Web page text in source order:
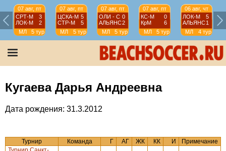
07 авг, пт
СРТ-М
3
ЛОК-М
2
МЛ
5 тур
07 авг, пт
ЦСКА-М 5
СТР-М
5
МЛ
5 тур
07 авг, пт
ОЛИ - С 0
АЛЬЯНС2
МЛ
5 тур
07 авг, пт
КС-М
0
КрМ
6
МЛ
5 тур
06 авг, чт
ЛОК-М
5
АЛЬЯНС1
МЛ
4 тур
Кугаева Дарья Андреевна
Дата рождения: 31.3.2012
Турнир Команда Г АГ ЖК КК И
Примечание